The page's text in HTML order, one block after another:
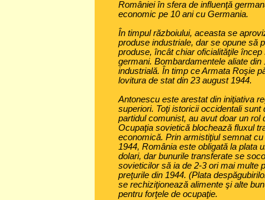
României în sfera de influenţă
economic pe 10 ani cu Germania.
În timpul războiului, aceasta se
produse industriale, dar se opune să
produse, încât chiar oficialităţile
germani. Bombardamentele aliate
industrială. În timp ce Armata Roşie
lovitura de stat din 23 august 1944.
Antonescu este arestat din iniţiativa
superiori. Toţi istoricii occidentali
partidul comunist, au avut doar un
Ocupaţia sovietică blochează fluxul
economică. Prin armistiţiul semnat
1944, România este obligată la plata
dolari, dar bunurile transferate se
sovieticilor să ia de 2-3 ori mai multe
preţurile din 1944. (Plata
se rechiziţionează alimente şi alte
pentru forţele de ocupaţie.